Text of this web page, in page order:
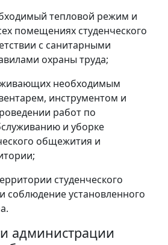
тепловой режим и
помещениях студенческого
с санитарными
охраны труда;
необходимым
инструментом и
работ по
и уборке
общежития и
студенческого
соблюдение установленного
администрации